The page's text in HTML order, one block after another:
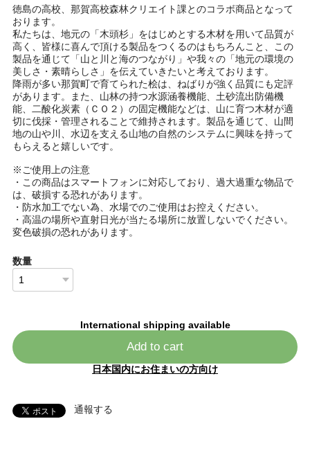
徳島の高校、那賀高校森林クリエイト課とのコラボ商品となって
おります。
私たちは、地元の「木頭杉」をはじめとする木材を用いて品質が
高く、皆様に喜んで頂ける製品をつくるのはもちろんこと、この
製品を通じて「山と川と海のつながり」や我々の「地元の環境の
美しさ・素晴らしさ」を伝えていきたいと考えております。
降雨が多い那賀町で育てられた桧は、ねばりが強く品質にも定評
があります。また、山林の持つ水源涵養機能、土砂流出防備機
能、二酸化炭素（ＣＯ２）の固定機能などは、山に育つ木材が適
切に伐採・管理されることで維持されます。製品を通じて、山間
地の山や川、水辺を支える山地の自然のシステムに興味を持って
もらえると嬉しいです。
※ご使用上の注意
・この商品はスマートフォンに対応しており、過大過重な物品で
は、破損する恐れがあります。
・防水加工でない為、水場でのご使用はお控えください。
・高温の場所や直射日光が当たる場所に放置しないでください。
変色破損の恐れがあります。
数量
International shipping available
Add to cart
日本国内にお住まいの方向け
通報する